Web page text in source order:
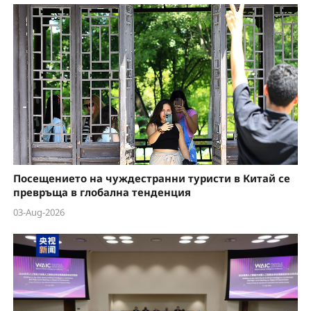
Посещението на чуждестранни туристи в Китай се
превръща в глобална тенденция
03-Aug-2026